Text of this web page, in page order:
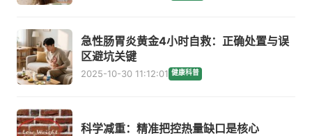
急性肠胃炎黄金4小时自救：正确处置与误
区避坑关键
2025-10-30 11:12:01 健康科普
科学减重：精准把控热量缺口是核心